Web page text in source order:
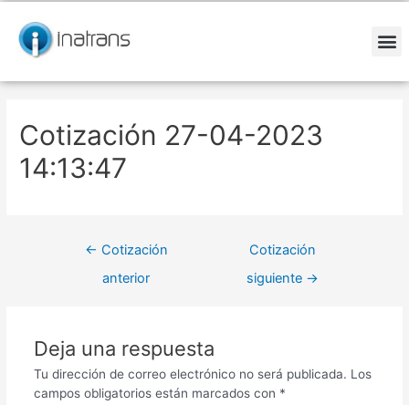
contenido
Cotización 27-04-2023
14:13:47
de
entradas
← Cotización
anterior
Cotización
siguiente →
Deja una respuesta
Tu dirección de correo electrónico no será publicada. Los
campos obligatorios están marcados con *